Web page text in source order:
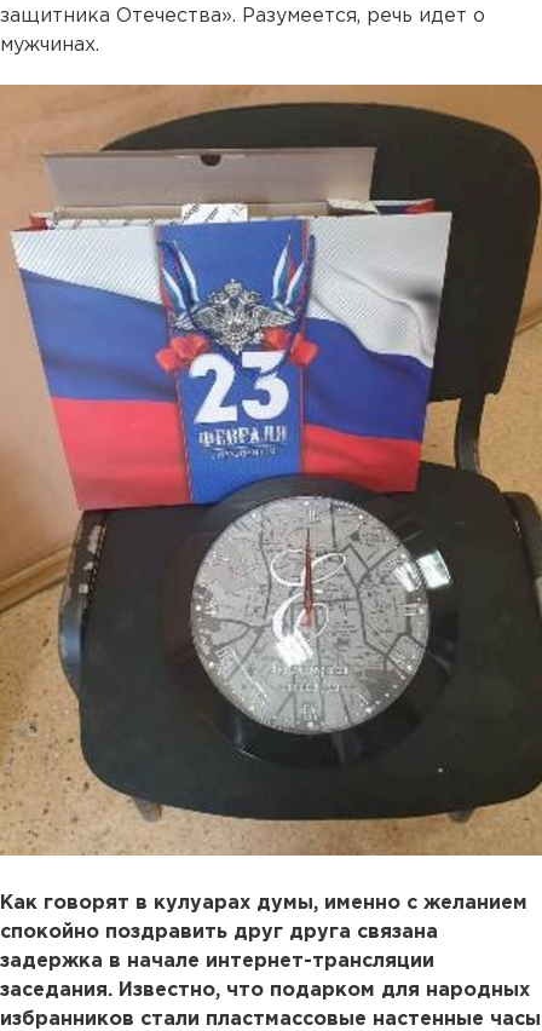
защитника Отечества». Разумеется, речь идет о
мужчинах.
Как говорят в кулуарах думы, именно с желанием
спокойно поздравить друг друга связана
задержка в начале интернет-трансляции
заседания. Известно, что подарком для народных
избранников стали пластмассовые настенные часы